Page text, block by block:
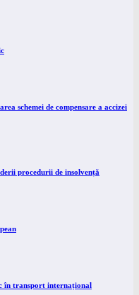
schemei de compensare a accizei
procedurii de insolvență
în transport internațional